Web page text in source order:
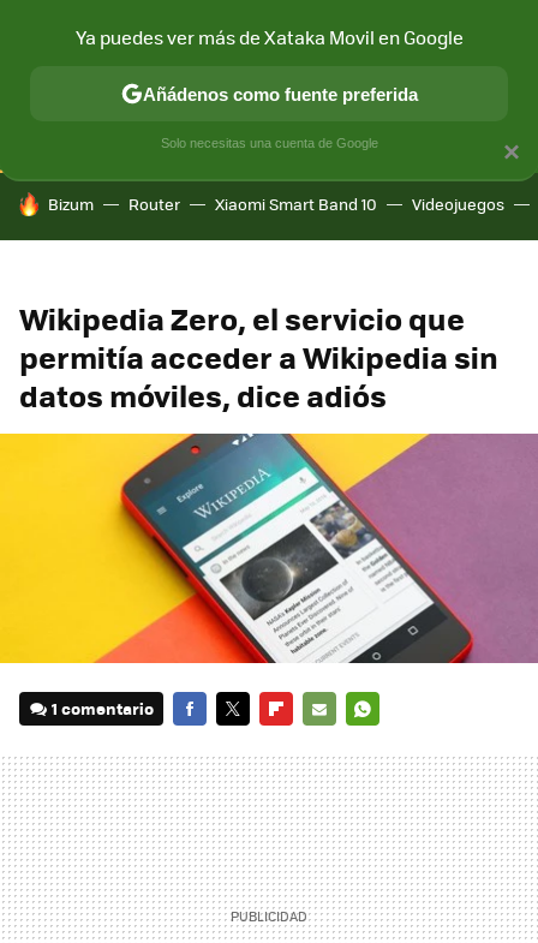
CONECTIVIDAD MÓVIL Y SOCIEDAD APLICACIONES
HOY SE HABLA DE
Bizum Router Xiaomi Smart Band 10 Videojuegos
Wikipedia Zero, el servicio que
permitía acceder a Wikipedia sin
datos móviles, dice adiós
1 comentario
MAIL
×
Ya puedes ver más de Xataka Movil en Google
Añádenos como fuente preferida
Solo necesitas una cuenta de Google